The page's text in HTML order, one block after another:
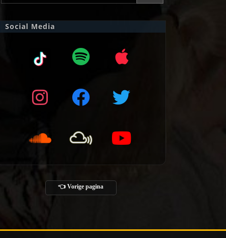
Social Media
👈 Vorige pagina